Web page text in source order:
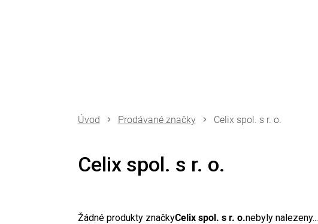
Prodávané značky Celix spol. s r. o.
Celix spol. s r. o.
Žádné produkty značkyCelix spol. s r. o.nebyly nalezeny...